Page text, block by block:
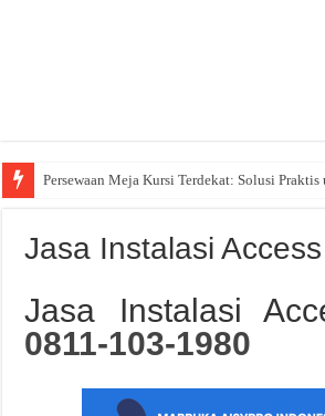
Persewaan Meja Kursi Terdekat: Solusi Praktis
Jasa Instalasi
Jasa Instalasi
0811-103-1980